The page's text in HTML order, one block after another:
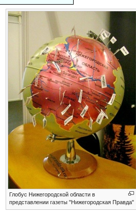
Глобус Нижегородской области в
представлении газеты "Нижегородская Правда"